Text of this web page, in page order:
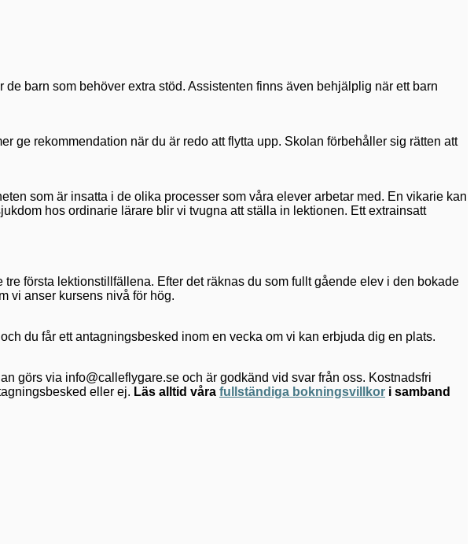
barn som behöver extra stöd. Assistenten finns även behjälplig när ett barn
ge rekommendation när du är redo att flytta upp. Skolan förbehåller sig rätten att
som är insatta i de olika processer som våra elever arbetar med. En vikarie kan
hos ordinarie lärare blir vi tvugna att ställa in lektionen. Ett extrainsatt
första lektionstillfällena. Efter det räknas du som fullt gående elev i den bokade
vi anser kursens nivå för hög.
du får ett antagningsbesked inom en vecka om vi kan erbjuda dig en plats.
görs via info@calleflygare.se och är godkänd vid svar från oss. Kostnadsfri
eller ej. Läs alltid våra fullständiga bokningsvillkor i samband